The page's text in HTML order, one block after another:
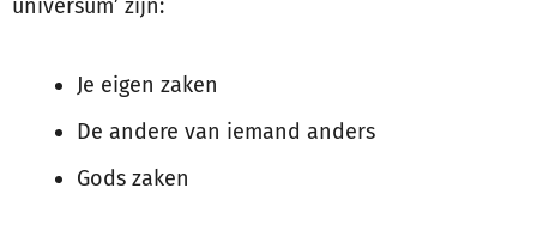
universum’ zijn:
Je eigen zaken
De andere van iemand anders
Gods zaken